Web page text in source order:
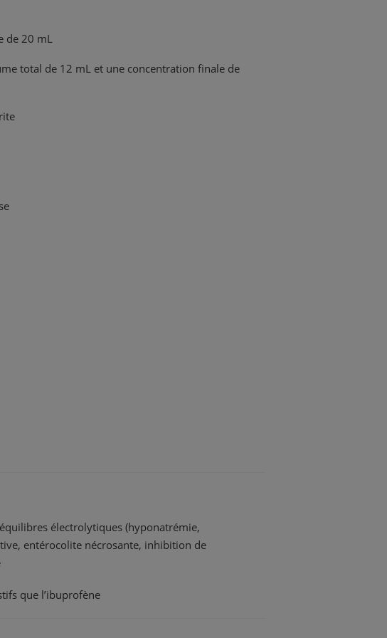
de 20 mL
total de 12 mL et une concentration finale de
électrolytiques (hyponatrémie,
entérocolite nécrosante, inhibition de
que l’ibuprofène